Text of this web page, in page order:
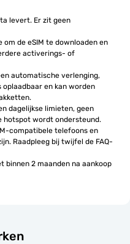
levert. Er zit geen
om de eSIM te downloaden en
activerings- of
automatische verlenging,
oplaadbaar en kan worden
dagelijkse limieten, geen
hotspot wordt ondersteund.
compatibele telefoons en
Raadpleeg bij twijfel de FAQ-
binnen 2 maanden na aankoop